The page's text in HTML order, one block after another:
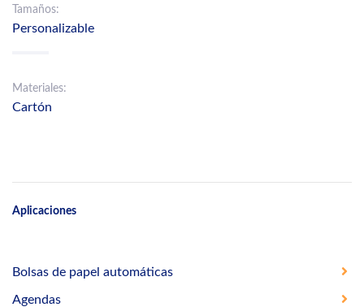
Tamaños:
Personalizable
Materiales:
Cartón
Aplicaciones
Bolsas de papel automáticas
Agendas